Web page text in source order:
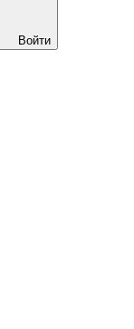
Войти